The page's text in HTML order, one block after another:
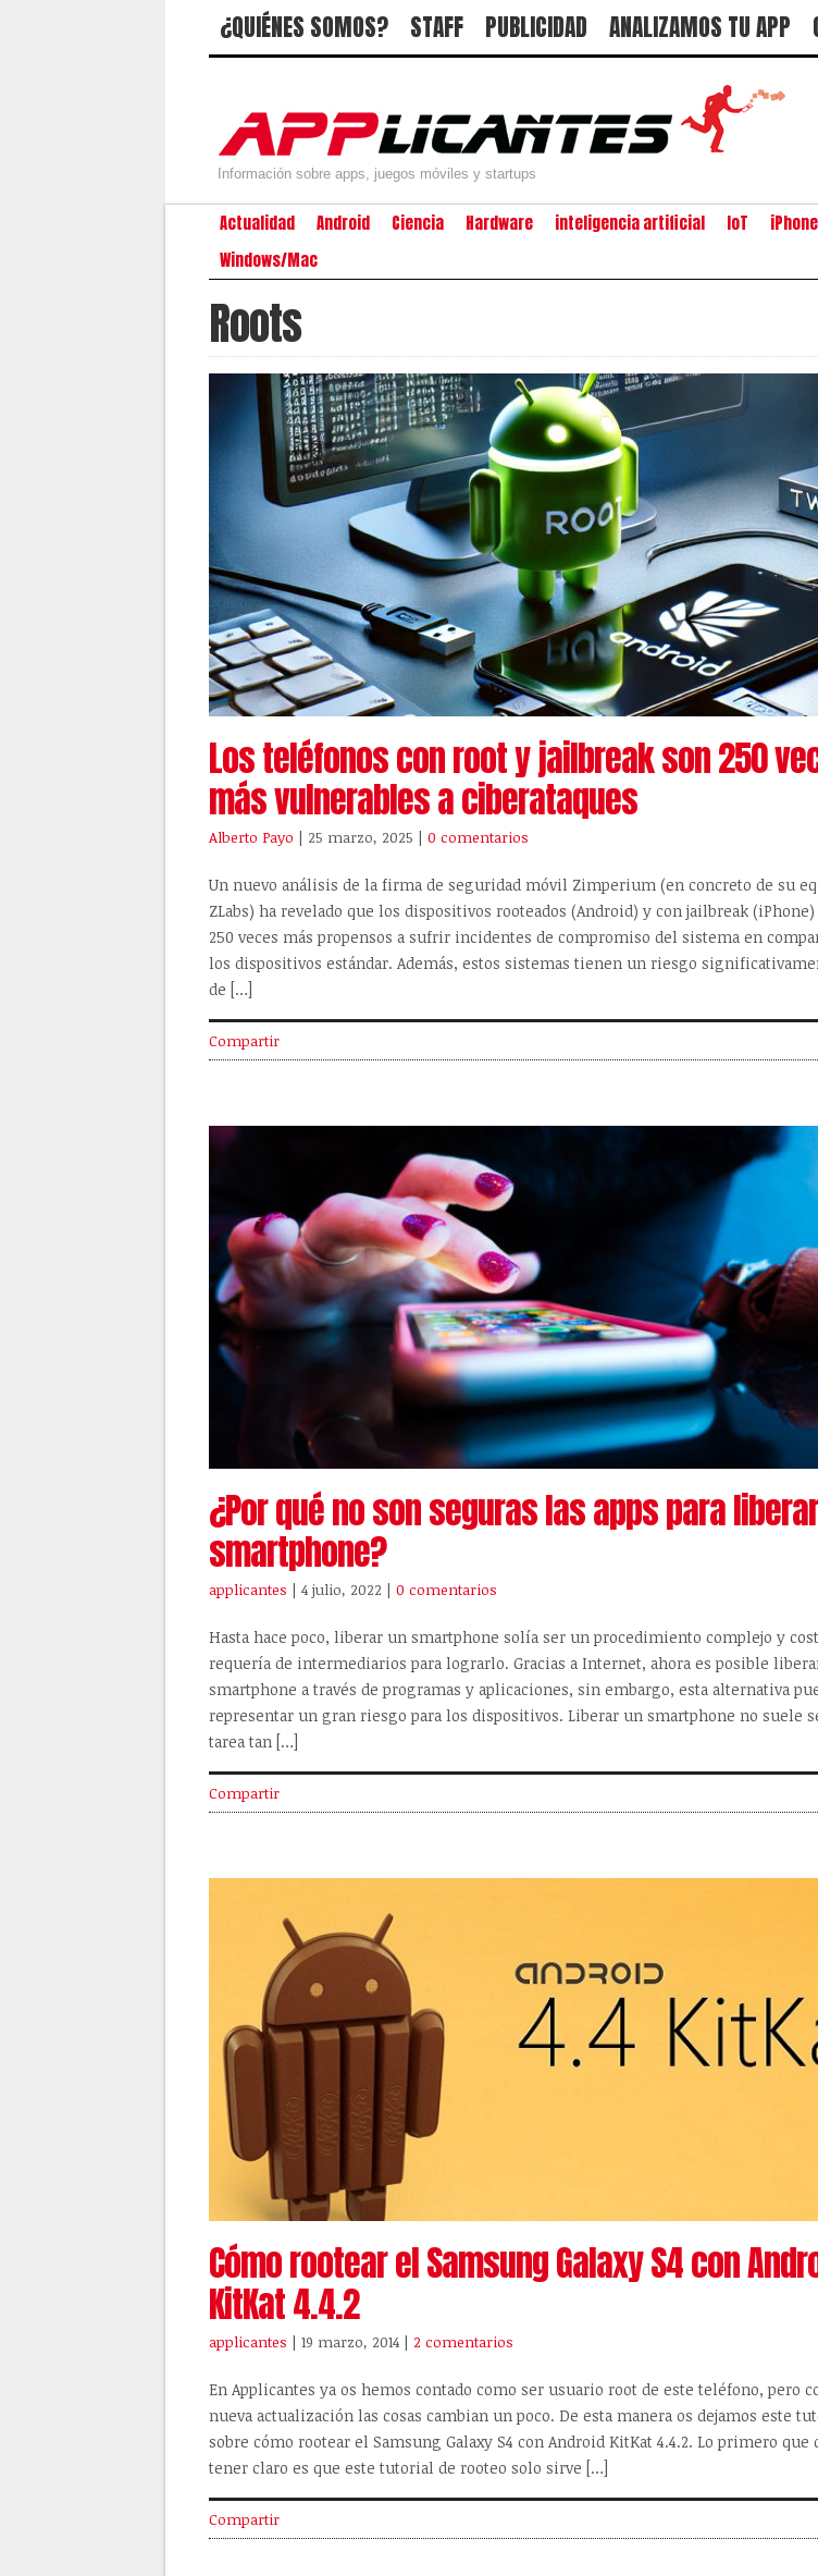
¿QUIÉNES SOMOS? STAFF PUBLICIDAD ANALIZAMOS TU APP
Información sobre apps, juegos móviles y startups
Actualidad Android Ciencia Hardware inteligencia artificial IoT
Windows/Mac
Roots
Los teléfonos con root y jailbreak son 250
más vulnerables a ciberataques
Alberto Payo | 25 marzo, 2025 | 0 comentarios
Un nuevo análisis de la firma de seguridad móvil Zimperium (en concreto de su
ZLabs) ha revelado que los dispositivos rooteados (Android) y con jailbreak
250 veces más propensos a sufrir incidentes de compromiso del sistema en
los dispositivos estándar. Además, estos sistemas tienen un riesgo
de […]
Compartir
¿Por qué no son seguras las apps para
smartphone?
applicantes | 4 julio, 2022 | 0 comentarios
Hasta hace poco, liberar un smartphone solía ser un procedimiento complejo y
requería de intermediarios para lograrlo. Gracias a Internet, ahora es posible
smartphone a través de programas y aplicaciones, sin embargo, esta alternativa
representar un gran riesgo para los dispositivos. Liberar un smartphone no suele
tarea tan […]
Compartir
Cómo rootear el Samsung Galaxy S4 con
KitKat 4.4.2
applicantes | 19 marzo, 2014 | 2 comentarios
En Applicantes ya os hemos contado como ser usuario root de este teléfono, pero
nueva actualización las cosas cambian un poco. De esta manera os dejamos este
sobre cómo rootear el Samsung Galaxy S4 con Android KitKat 4.4.2. Lo primero que
tener claro es que este tutorial de rooteo solo sirve […]
Compartir